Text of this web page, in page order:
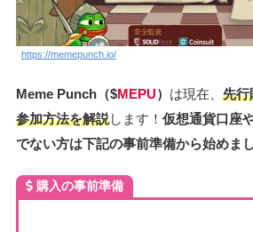
https://memepunch.io/
Meme Punch （$MEPU） は現在、 先行
参加方法を解説します！ 仮想通貨口座
でない方は下記の事前準備から始めま
購入の事前準備